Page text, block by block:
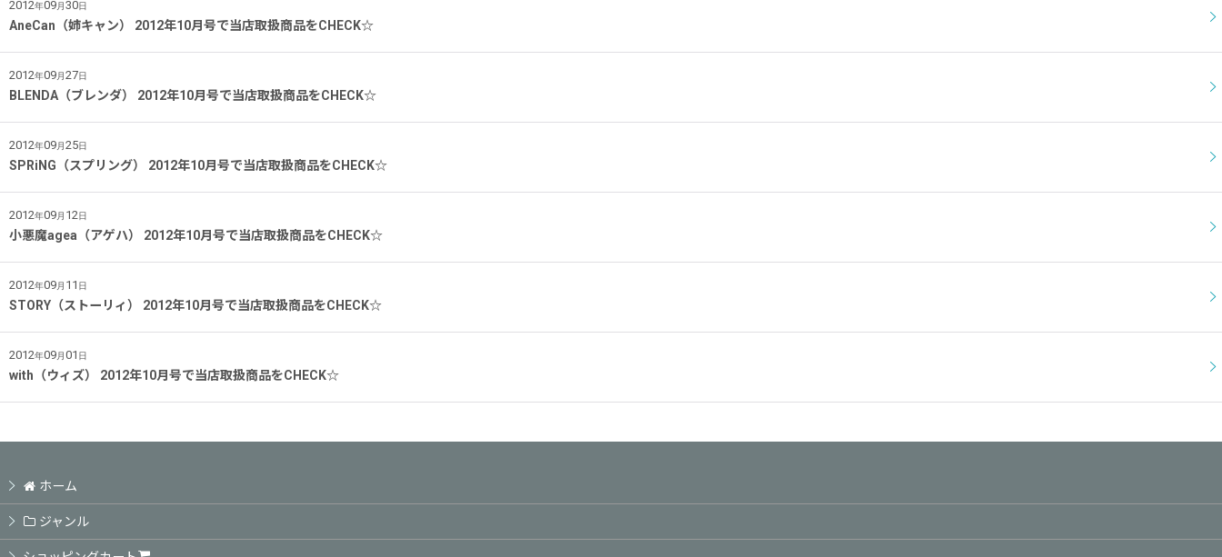
2012年09月30日
AneCan（姉キャン） 2012年10月号で当店取扱商品をCHECK☆
2012年09月27日
BLENDA（ブレンダ） 2012年10月号で当店取扱商品をCHECK☆
2012年09月25日
SPRiNG（スプリング） 2012年10月号で当店取扱商品をCHECK☆
2012年09月 12日
小悪魔agea（アゲハ） 2012年10月号で当店取扱商品をCHECK☆
2012年09月 11 日
STORY（ストーリィ） 2012年10月号で当店取扱商品をCHECK☆
2012年09月01 日
with（ウィズ） 2012年10月号で当店取扱商品をCHECK☆
ホーム
ジャンル